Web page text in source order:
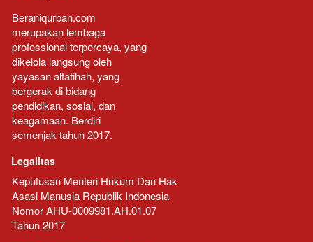
Beraniqurban.com
merupakan lembaga
professional terpercaya, yang
dikelola langsung oleh
yayasan alfatihah, yang
bergerak di bidang
pendidikan, sosial, dan
keagamaan. Berdiri
semenjak tahun 2017.
Legalitas
Keputusan Menteri Hukum Dan Hak
Asasi Manusia Republik Indonesia
Nomor AHU-0009981.AH.01.07
Tahun 2017